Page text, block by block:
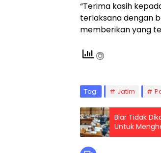
“Terima kasih
terlaksana dengan
memberikan yang
Tag: Jatim
Biar Tidak
Untuk